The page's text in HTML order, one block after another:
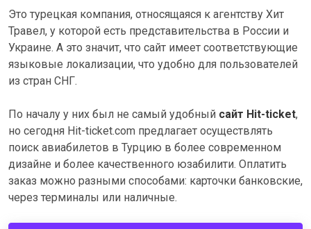
Это турецкая компания, относящаяся к агентству Хит
Травел, у которой есть представительства в России и
Украине. А это значит, что сайт имеет соответствующие
языковые локализации, что удобно для пользователей
из стран СНГ.
По началу у них был не самый удобный сайт Hit-ticket,
но сегодня Hit-ticket.com предлагает осуществлять
поиск авиабилетов в Турцию в более современном
дизайне и более качественного юзабилити. Оплатить
заказ можно разными способами: карточки банковские,
через терминалы или наличные.